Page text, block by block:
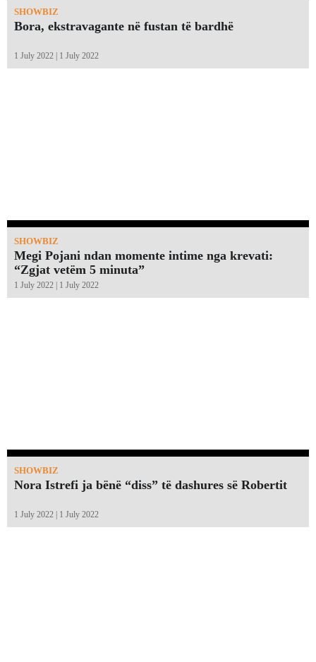
SHOWBIZ
Bora, ekstravagante në fustan të bardhë
1 July 2022 | 1 July 2022
SHOWBIZ
Megi Pojani ndan momente intime nga krevati:
“Zgjat vetëm 5 minuta”￼
1 July 2022 | 1 July 2022
SHOWBIZ
Nora Istrefi ja bënë “diss” të dashures së Robertit
1 July 2022 | 1 July 2022